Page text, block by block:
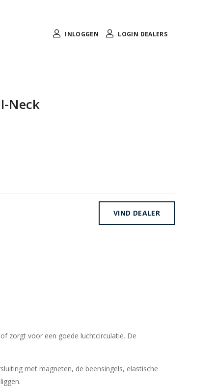
INLOGGEN LOGIN DEALERS
Neck
VIND DEALER
zorgt voor een goede luchtcirculatie. De
met magneten, de beensingels, elastische